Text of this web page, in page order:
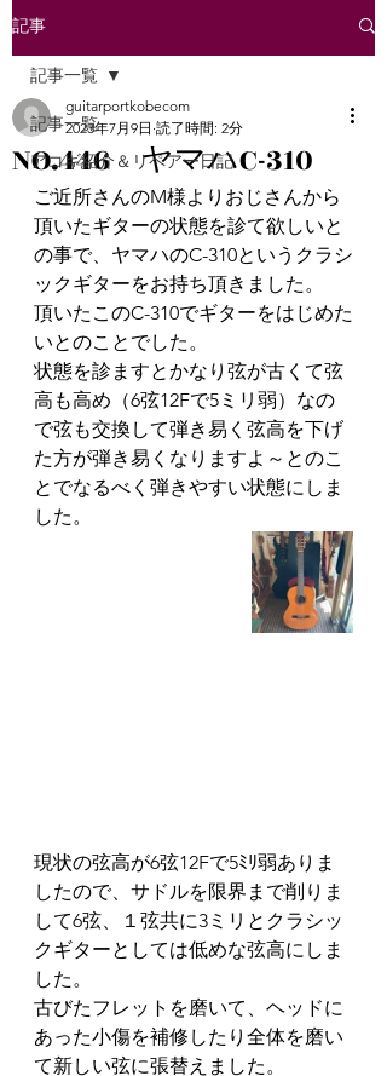
記事
記事一覧
アコギ紹介＆リペアー日記
記事一覧
NO.446 ヤマハC-310
guitarportkobecom
2023年7月9日 読了時間: 2分
ご近所さんのM様よりおじさんから
頂いたギターの状態を診て欲しいと
の事で、ヤマハのC-310というクラシ
ックギターをお持ち頂きました。
頂いたこのC-310でギターをはじめた
いとのことでした。
状態を診ますとかなり弦が古くて弦
高も高め（6弦12Fで5ミリ弱）なの
で弦も交換して弾き易く弦高を下げ
た方が弾き易くなりますよ～とのこ
とでなるべく弾きやすい状態にしま
した。
現状の弦高が6弦12Fで5ﾐﾘ弱ありま
したので、サドルを限界まで削りま
して6弦、１弦共に3ミリとクラシッ
クギターとしては低めな弦高にしま
した。
古びたフレットを磨いて、ヘッドに
あった小傷を補修したり全体を磨い
て新しい弦に張替えました。